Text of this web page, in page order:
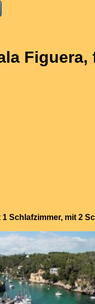
Figuera,
Schlafzimmer, mit 2